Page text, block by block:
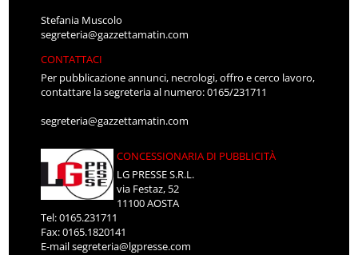
Stefania Muscolo
segreteria@gazzettamatin.com
CONTATTACI
Per pubblicazione annunci, necrologi, offro e cerco lavoro,
contattare la segreteria al numero: 0165/231711
segreteria@gazzettamatin.com
CONCESSIONARIA DI PUBBLICITÀ
LG PRESSE S.R.L.
via Festaz, 52
11100 AOSTA
Tel: 0165.231711
Fax: 0165.1820141
E-mailsegreteria@lgpresse.com